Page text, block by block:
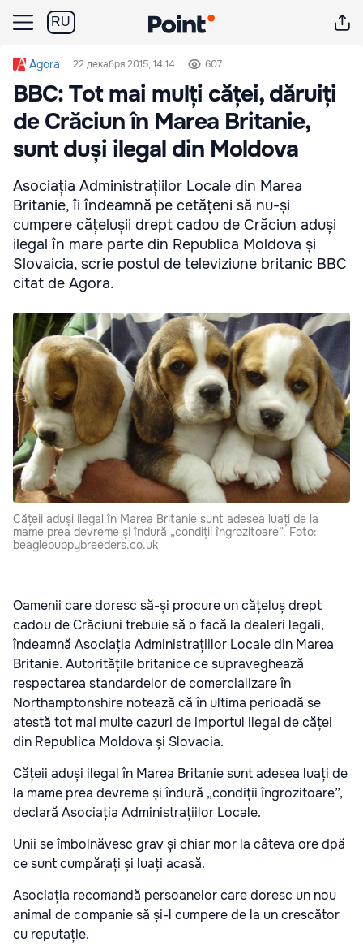
RU
Agora 22 декабря 2015, 14:14 607
BBC: Tot mai mulți căței, dăruiți
de Crăciun în Marea Britanie,
sunt duși ilegal din Moldova
Asociația Administrațiilor Locale din Marea
Britanie, îi îndeamnă pe cetățeni să nu-și
cumpere cățelușii drept cadou de Crăciun aduși
ilegal în mare parte din Republica Moldova și
Slovaicia, scrie postul de televiziune britanic BBC
citat de Agora.
Cățeii aduși ilegal în Marea Britanie sunt adesea luați de la
mame prea devreme și îndură „condiții îngrozitoare”. Foto:
beaglepuppybreeders.co.uk
Oamenii care doresc să-și procure un cățeluș drept
cadou de Crăciuni trebuie să o facă la dealeri legali,
îndeamnă Asociația Administrațiilor Locale din Marea
Britanie. Autoritățile britanice ce supraveghează
respectarea standardelor de comercializare în
Northamptonshire notează că în ultima perioadă se
atestă tot mai multe cazuri de importul ilegal de căței
din Republica Moldova și Slovacia.
Cățeii aduși ilegal în Marea Britanie sunt adesea luați de
la mame prea devreme și îndură „condiții îngrozitoare”,
declară Asociația Administrațiilor Locale.
Unii se îmbolnăvesc grav și chiar mor la câteva ore dpă
ce sunt cumpărați și luați acasă.
Asociația recomandă persoanelor care doresc un nou
animal de companie să și-l cumpere de la un crescător
cu reputație.